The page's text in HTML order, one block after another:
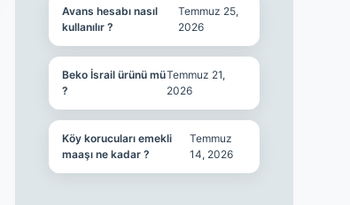
Avans hesabı nasıl
kullanılır ?
Temmuz 25,
2026
Beko İsrail ürünü mü
?
Temmuz 21,
2026
Köy korucuları emekli
maaşı ne kadar ?
Temmuz
14, 2026